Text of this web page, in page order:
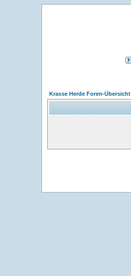
Krasse Herde Foren-Übersicht